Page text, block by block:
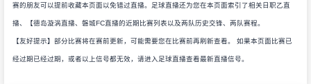
赛的朋友可以提前收藏本页面以免错过直播。足球直播还为您在本页面索引了相关日职乙直
播、【德岛漩涡直播、磐城FC直播的近期比赛列表以及两队历史交锋、两队赛程。
【友好提示】部分比赛将在赛前更新，可能需要您在比赛前再刷新查看。 如果本页面比赛已
经过期已经过期，或者以上信号都无效，请进入足球直播查看最新直播信号。